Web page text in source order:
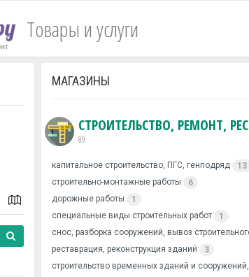
Товары и услуги
МАГАЗИНЫ
СТРОИТЕЛЬСТВО, РЕМОНТ,
89
капитальное строительство, ПГС, генподряд
13
строительно-монтажные работы
6
дорожные работы
1
специальные виды строительных работ
1
снос, разборка сооружений, вывоз
реставрация, реконструкция зданий
3
строительство временных зданий и